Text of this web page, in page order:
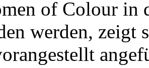
of Colour in
werden, zeigt